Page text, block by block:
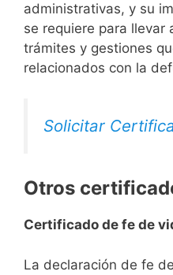
administrativas, y su
se requiere para llevar
trámites y gestiones
relacionados con la
Solicitar
Otros
Certificado de fe de
La declaración de fe